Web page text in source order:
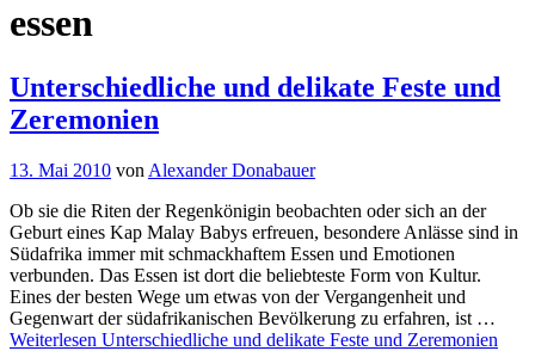
essen
Unterschiedliche und delikate Feste und
Zeremonien
13. Mai 2010 von Alexander Donabauer
Ob sie die Riten der Regenkönigin beobachten oder sich an der
Geburt eines Kap Malay Babys erfreuen, besondere Anlässe sind in
Südafrika immer mit schmackhaftem Essen und Emotionen
verbunden. Das Essen ist dort die beliebteste Form von Kultur.
Eines der besten Wege um etwas von der Vergangenheit und
Gegenwart der südafrikanischen Bevölkerung zu erfahren, ist …
Weiterlesen Unterschiedliche und delikate Feste und Zeremonien